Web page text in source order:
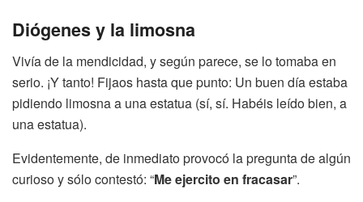
Diógenes y la limosna
Vivía de la mendicidad, y según parece, se lo tomaba en
serio. ¡Y tanto! Fijaos hasta que punto: Un buen día estaba
pidiendo limosna a una estatua (sí, sí. Habéis leído bien, a
una estatua).
Evidentemente, de inmediato provocó la pregunta de algún
curioso y sólo contestó: “Me ejercito en fracasar”.